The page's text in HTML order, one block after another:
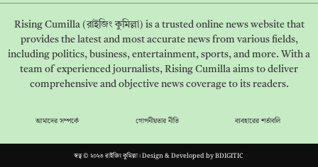
Rising Cumilla (রাইজিং কুমিল্লা) is a trusted online news website that
provides the latest and most accurate news from various fields,
including politics, business, entertainment, sports, and more. With a
team of experienced journalists, Rising Cumilla aims to deliver
comprehensive and objective news coverage to its readers.
আমাদের সম্পর্কে গোপনীয়তার নীতি ব্যবহারের শর্তাবলি
স্বত্ব © ২০২৩ রাইজিং কুমিল্লা। Design & Developed byBDIGITIC